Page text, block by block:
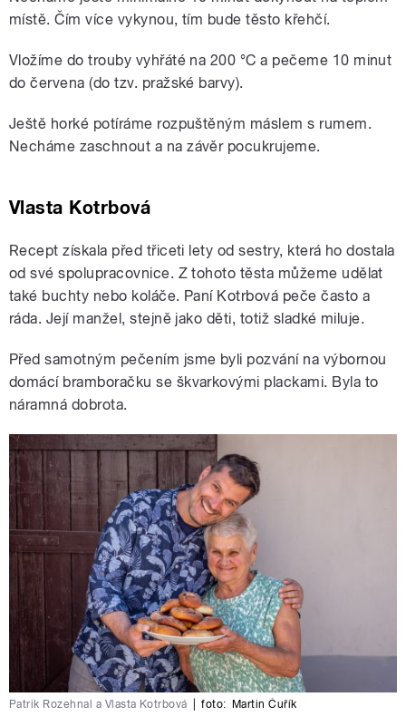
místě. Čím více vykynou, tím bude těsto křehčí.
Vložíme do trouby vyhřáté na 200 °C a pečeme 10 minut
do červena (do tzv. pražské barvy).
Ještě horké potíráme rozpuštěným máslem s rumem.
Necháme zaschnout a na závěr pocukrujeme.
Vlasta Kotrbová
Recept získala před třiceti lety od sestry, která ho dostala
od své spolupracovnice. Z tohoto těsta můžeme udělat
také buchty nebo koláče. Paní Kotrbová peče často a
ráda. Její manžel, stejně jako děti, totiž sladké miluje.
Před samotným pečením jsme byli pozvání na výbornou
domácí bramboračku se škvarkovými plackami. Byla to
náramná dobrota.
Patrik Rozehnal a Vlasta Kotrbová foto: Martin Čuřík